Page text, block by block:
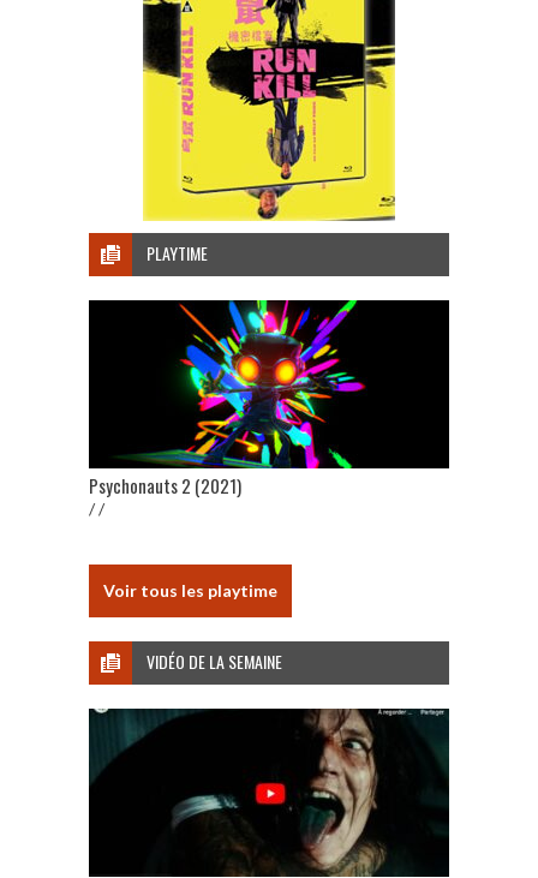
PLAYTIME
Psychonauts 2 (2021)
/ /
Voir tous les playtime
VIDÉO DE LA SEMAINE